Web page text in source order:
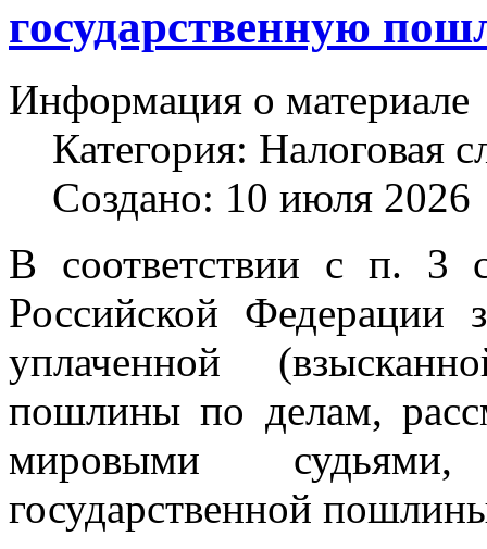
государственную
Информация о материале
Категория: Налоговая
Создано: 10 июля 2026
В соответствии с п. 3
Российской Федерации
уплаченной
пошлины по делам,
мировыми судьями,
государственной